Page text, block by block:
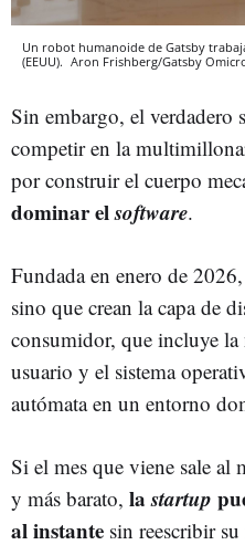
Un robot humanoide de Gatsby
(EEUU). Aron Frishberg/Gatsby
Sin embargo, el verdadero
competir en la
por construir el cuerpo
dominar elsoftware.
Fundada en enero de 2026,
sino que crean la capa de
consumidor, que incluye la
usuario y el sistema
autómata en un entorno
Si el mes que viene sale al
y más barato, lastartup
al instante sin reescribir